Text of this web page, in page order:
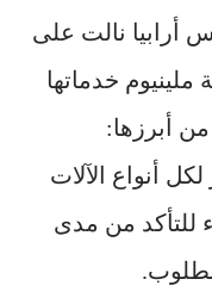
أرابيا نالت على
خدماتها
أبرزها:
للتأكد من مدى